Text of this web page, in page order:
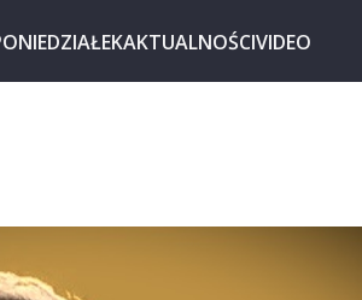
AKTUALNOŚCIVIDEO